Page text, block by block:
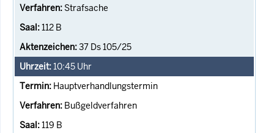
Strafsache
112 B
37 Ds 105/25
10:45 Uhr
Hauptverhandlungstermin
Bußgeldverfahren
119 B